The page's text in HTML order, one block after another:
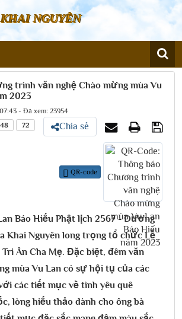
NGUYÊN
trình văn nghệ Chào mừng mùa Vu
2023
- Đã xem: 23954
48 72 Chia sẻ
QR-code
Báo Hiếu Phật lịch 2567 - Dương
Khai Nguyên long trọng tổ chức Lễ
Ân Cha Mẹ. Đặc biệt, đêm văn
mùa Vu Lan có sự hội tụ của các
các tiết mục về tình yêu quê
lòng hiếu thảo dành cho ông bà